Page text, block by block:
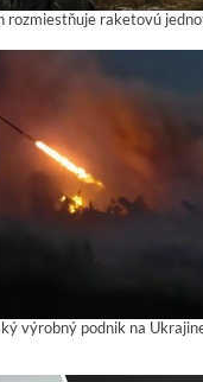
rozmiestňuje raketovú
výrobný podnik na